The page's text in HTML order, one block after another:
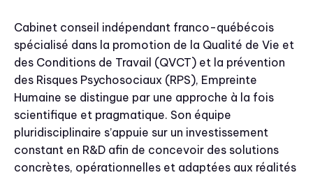
Cabinet conseil indépendant franco-québécois
spécialisé dans la promotion de la Qualité de Vie et
des Conditions de Travail (QVCT) et la prévention
des Risques Psychosociaux (RPS), Empreinte
Humaine se distingue par une approche à la fois
scientifique et pragmatique. Son équipe
pluridisciplinaire s’appuie sur un investissement
constant en R&D afin de concevoir des solutions
concrètes, opérationnelles et adaptées aux réalités